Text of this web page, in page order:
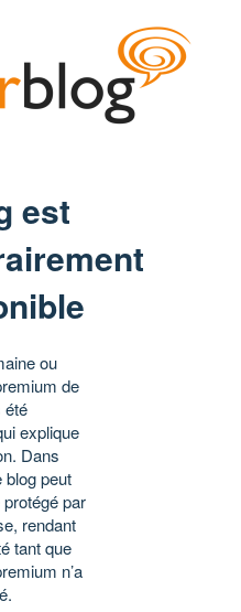
est
ou
de
été
explique
Dans
blog peut
par
rendant
tant que
n’a